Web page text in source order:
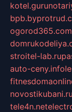
kotel.guru
bpb.by
ogorod365.com
stroitel-lab.ru
auto-ceny.info
novostikubani.ru
tele4n.net